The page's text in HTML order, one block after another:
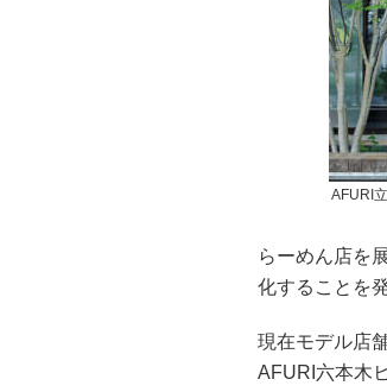
AFURI
らーめん店を
化することを
現在モデル店
AFURI六本木